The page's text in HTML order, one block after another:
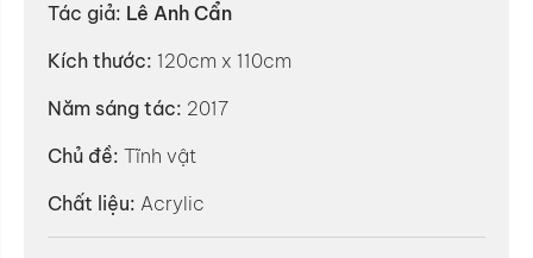
Tác giả: Lê Anh Cẩn
Kích thước: 120cm x 110cm
Năm sáng tác: 2017
Chủ đề: Tĩnh vật
Chất liệu: Acrylic